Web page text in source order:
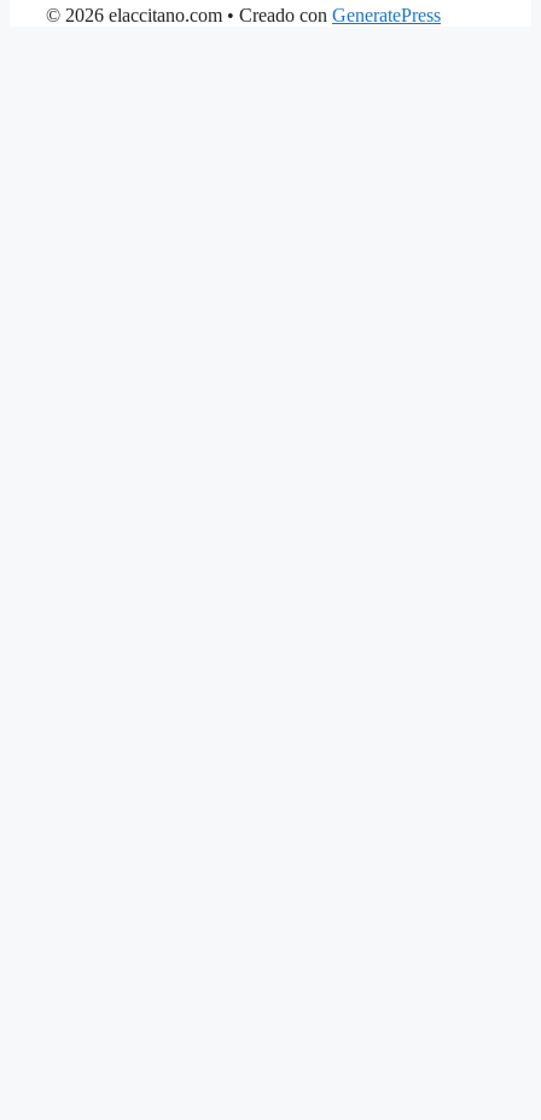
© 2026 elaccitano.com • Creado con GeneratePress